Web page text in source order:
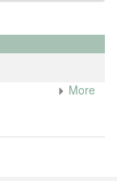
More